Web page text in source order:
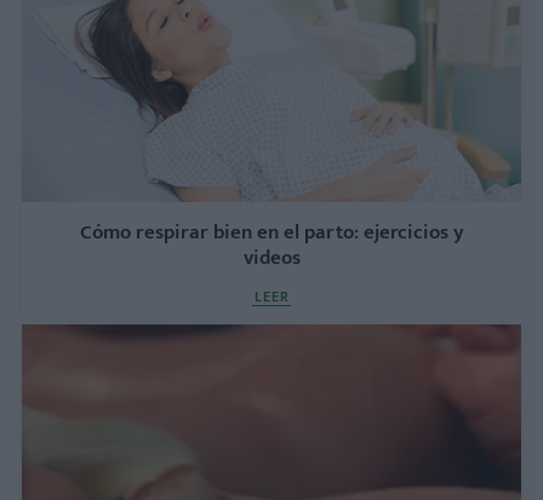
Cómo respirar bien en el parto: ejercicios y
videos
LEER